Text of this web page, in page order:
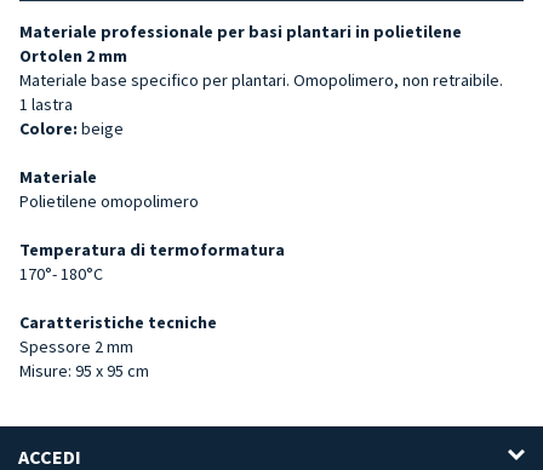
Materiale professionale per basi plantari in polietilene
Ortolen 2 mm
Materiale base specifico per plantari. Omopolimero, non retraibile.
1 lastra
Colore: beige
Materiale
Polietilene omopolimero
Temperatura di termoformatura
170°- 180°C
Caratteristiche tecniche
Spessore 2 mm
Misure: 95 x 95 cm
ACCEDI